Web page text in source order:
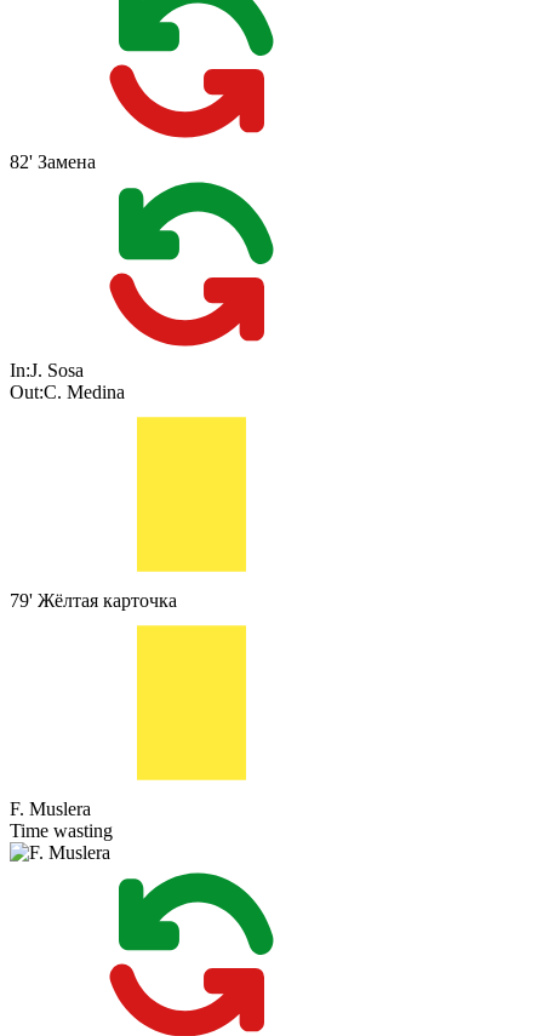
82' Замена
In:J. Sosa
Out:C. Medina
79' Жёлтая карточка
F. Muslera
Time wasting